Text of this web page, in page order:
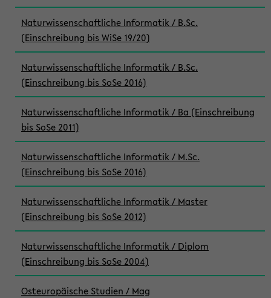
Naturwissenschaftliche Informatik / B.Sc.
(Einschreibung bis WiSe 19/20)
Naturwissenschaftliche Informatik / B.Sc.
(Einschreibung bis SoSe 2016)
Naturwissenschaftliche Informatik / Ba (Einschreibung
bis SoSe 2011)
Naturwissenschaftliche Informatik / M.Sc.
(Einschreibung bis SoSe 2016)
Naturwissenschaftliche Informatik / Master
(Einschreibung bis SoSe 2012)
Naturwissenschaftliche Informatik / Diplom
(Einschreibung bis SoSe 2004)
Osteuropäische Studien / Mag